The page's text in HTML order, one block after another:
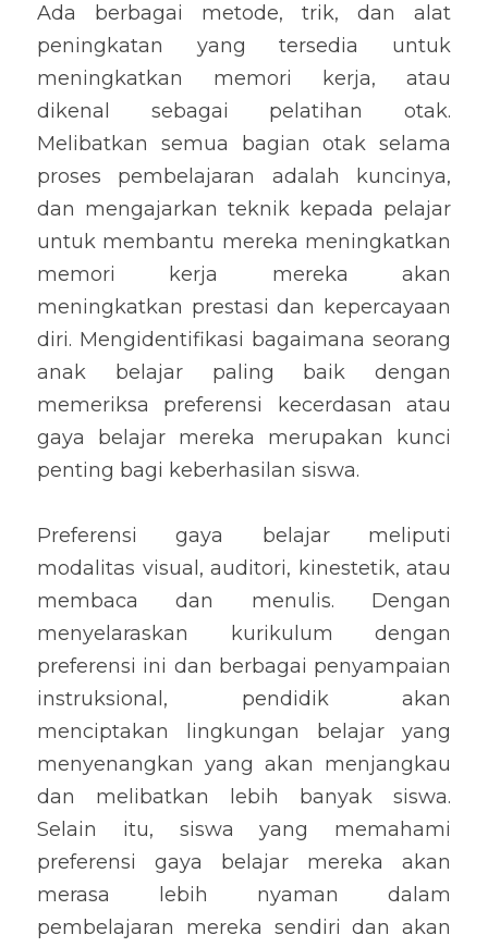
Ada berbagai metode, trik, dan alat
peningkatan yang tersedia untuk
meningkatkan memori kerja, atau
dikenal sebagai pelatihan otak.
Melibatkan semua bagian otak selama
proses pembelajaran adalah kuncinya,
dan mengajarkan teknik kepada pelajar
untuk membantu mereka meningkatkan
memori kerja mereka akan
meningkatkan prestasi dan kepercayaan
diri. Mengidentifikasi bagaimana seorang
anak belajar paling baik dengan
memeriksa preferensi kecerdasan atau
gaya belajar mereka merupakan kunci
penting bagi keberhasilan siswa.
Preferensi gaya belajar meliputi
modalitas visual, auditori, kinestetik, atau
membaca dan menulis. Dengan
menyelaraskan kurikulum dengan
preferensi ini dan berbagai penyampaian
instruksional, pendidik akan
menciptakan lingkungan belajar yang
menyenangkan yang akan menjangkau
dan melibatkan lebih banyak siswa.
Selain itu, siswa yang memahami
preferensi gaya belajar mereka akan
merasa lebih nyaman dalam
pembelajaran mereka sendiri dan akan